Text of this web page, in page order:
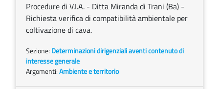
Procedure di V.I.A. - Ditta Miranda di Trani (Ba) -
Richiesta verifica di compatibilità ambientale per
coltivazione di cava.
Sezione: Determinazioni dirigenziali aventi contenuto di
interesse generale
Argomenti:Ambiente e territorio